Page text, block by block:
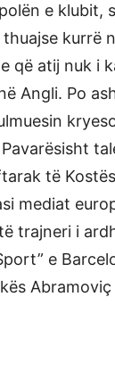
e klubit,
kurrë
që atij nuk i
Angli. Po
të
mediat
trajneri i
e
Abramoviç